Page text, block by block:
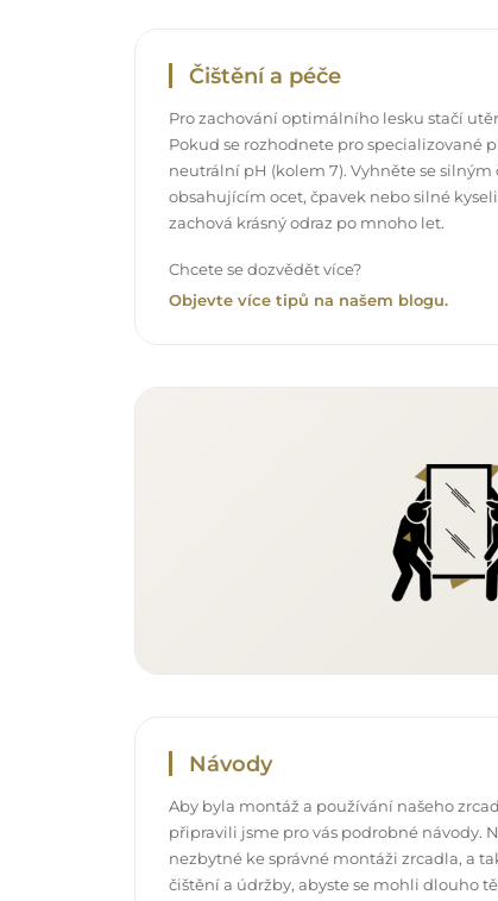
Čištění a péče
Pro zachování optimálního lesku stačí
Pokud se rozhodnete pro specializované
neutrální pH (kolem 7). Vyhněte se
obsahujícím ocet, čpavek nebo silné
zachová krásný odraz po mnoho let.
Chcete se dozvědět více?
Objevte více tipů na našem blogu.
Návody
Aby byla montáž a používání našeho
připravili jsme pro vás podrobné návody.
nezbytné ke správné montáži zrcadla, a
čištění a údržby, abyste se mohli dlouho